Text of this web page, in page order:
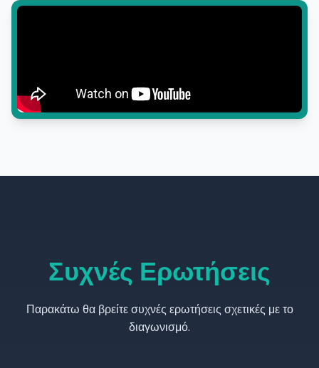
Συχνές Ερωτήσεις
Παρακάτω θα βρείτε συχνές ερωτήσεις σχετικές με το
διαγωνισμό.